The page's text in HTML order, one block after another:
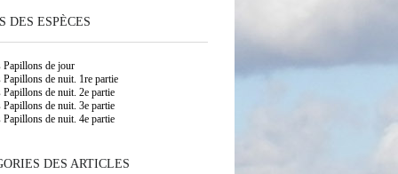
DES ESPÈCES
Papillons de jour
Papillons de nuit. 1re partie
Papillons de nuit. 2e partie
Papillons de nuit. 3e partie
Papillons de nuit. 4e partie
DES ARTICLES